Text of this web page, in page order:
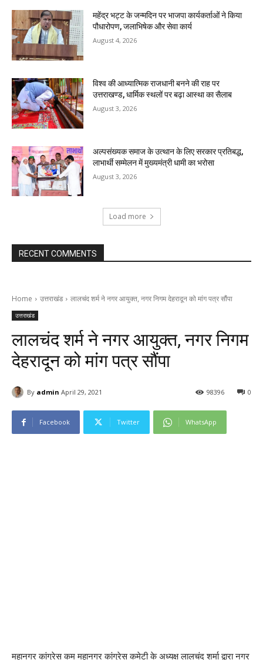
महेंद्र भट्ट के जन्मदिन पर भाजपा कार्यकर्ताओं ने किया
पौधारोपण, जलाभिषेक और सेवा कार्य
August 4, 2026
विश्व की आध्यात्मिक राजधानी बनने की राह पर
उत्तराखण्ड, धार्मिक स्थलों पर बढ़ा आस्था का सैलाब
August 3, 2026
अल्पसंख्यक समाज के उत्थान के लिए सरकार प्रतिबद्ध,
लाभार्थी सम्मेलन में मुख्यमंत्री धामी का भरोसा
August 3, 2026
Load more
RECENT COMMENTS